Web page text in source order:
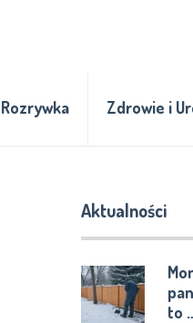
Rozrywka Zdrowie i
Aktualności
to